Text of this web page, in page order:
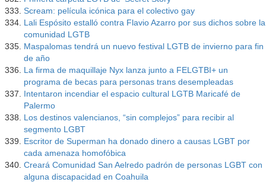
Scream: película icónica para el colectivo gay
Lali Espósito estalló contra Flavio Azarro por sus dichos sobre la
comunidad LGTB
Maspalomas tendrá un nuevo festival LGTB de invierno para fin
de año
La firma de maquillaje Nyx lanza junto a FELGTBI+ un
programa de becas para personas trans desempleadas
Intentaron incendiar el espacio cultural LGTB Maricafé de
Palermo
Los destinos valencianos, “sin complejos” para recibir al
segmento LGBT
Escritor de Superman ha donado dinero a causas LGBT por
cada amenaza homofóbica
Creará Comunidad San Aelredo padrón de personas LGBT con
alguna discapacidad en Coahuila